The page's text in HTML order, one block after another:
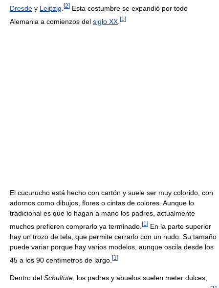
Dresde y Leipzig [2] Esta costumbre se expandió por todo
Alemania a comienzos del siglo XX [1 ]
El cucurucho está hecho con cartón y suele ser muy colorido, con
adornos como dibujos, flores o cintas de colores. Aunque lo
tradicional es que lo hagan a mano los padres, actualmente
muchos prefieren comprarlo ya terminado. [1 ] En la parte superior
hay un trozo de tela, que permite cerrarlo con un nudo. Su tamaño
puede variar porque hay varios modelos, aunque oscila desde los
45 a los 90 centímetros de largo. [1 ]
Dentro del Schultüte , los padres y abuelos suelen meter dulces,